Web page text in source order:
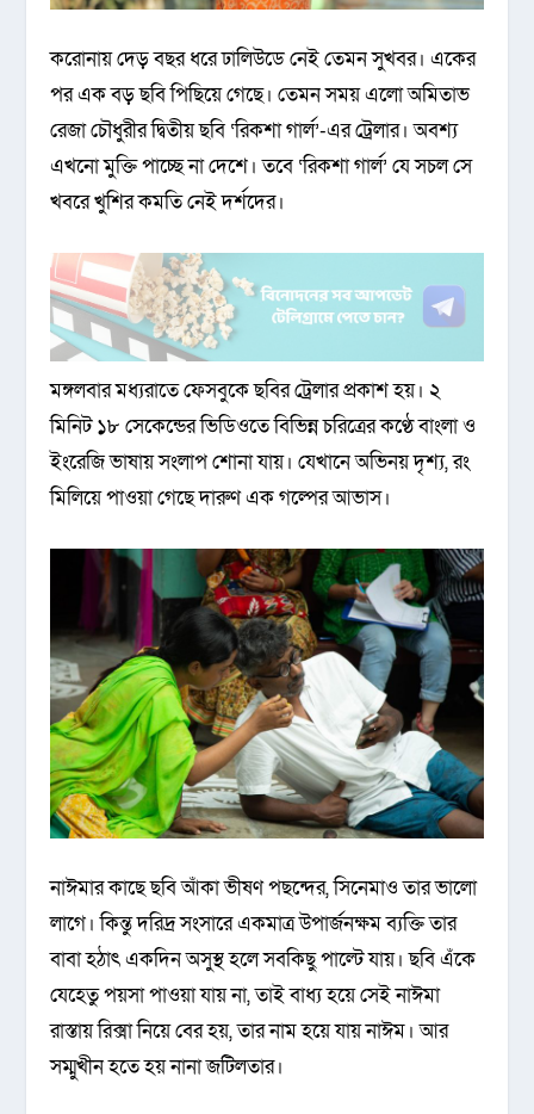
করোনায় দেড় বছর ধরে ঢালিউডে নেই তেমন সুখবর। একের
পর এক বড় ছবি পিছিয়ে গেছে। তেমন সময় এলো অমিতাভ
রেজা চৌধুরীর দ্বিতীয় ছবি ‘রিকশা গার্ল’-এর ট্রেলার। অবশ্য
এখনো মুক্তি পাচ্ছে না দেশে। তবে ‘রিকশা গার্ল’ যে সচল সে
খবরে খুশির কমতি নেই দর্শদের।
মঙ্গলবার মধ্যরাতে ফেসবুকে ছবির ট্রেলার প্রকাশ হয়। ২
মিনিট ১৮ সেকেন্ডের ভিডিওতে বিভিন্ন চরিত্রের কণ্ঠে বাংলা ও
ইংরেজি ভাষায় সংলাপ শোনা যায়। যেখানে অভিনয় দৃশ্য, রং
মিলিয়ে পাওয়া গেছে দারুণ এক গল্পের আভাস।
নাঈমার কাছে ছবি আঁকা ভীষণ পছন্দের, সিনেমাও তার ভালো
লাগে। কিন্তু দরিদ্র সংসারে একমাত্র উপার্জনক্ষম ব্যক্তি তার
বাবা হঠাৎ একদিন অসুস্থ হলে সবকিছু পাল্টে যায়। ছবি এঁকে
যেহেতু পয়সা পাওয়া যায় না, তাই বাধ্য হয়ে সেই নাঈমা
রাস্তায় রিক্সা নিয়ে বের হয়, তার নাম হয়ে যায় নাঈম। আর
সম্মুখীন হতে হয় নানা জটিলতার।